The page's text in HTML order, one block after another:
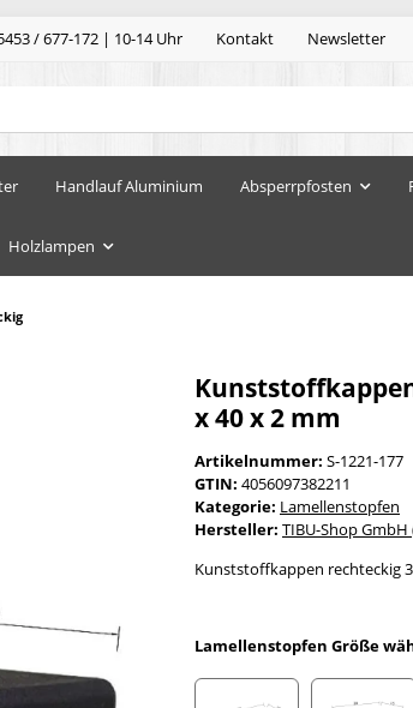
/ 677-172 | 10-14 Uhr Kontakt Newsletter
Handlauf Aluminium Absperrpfosten
Holzlampen
x 40 x 2 mm
Artikelnummer: S-1221-177
GTIN: 4056097382211
Kategorie: Lamellenstopfen
Hersteller: TIBU-Shop
Kunststoffkappen rechteckig
Lamellenstopfen Größe